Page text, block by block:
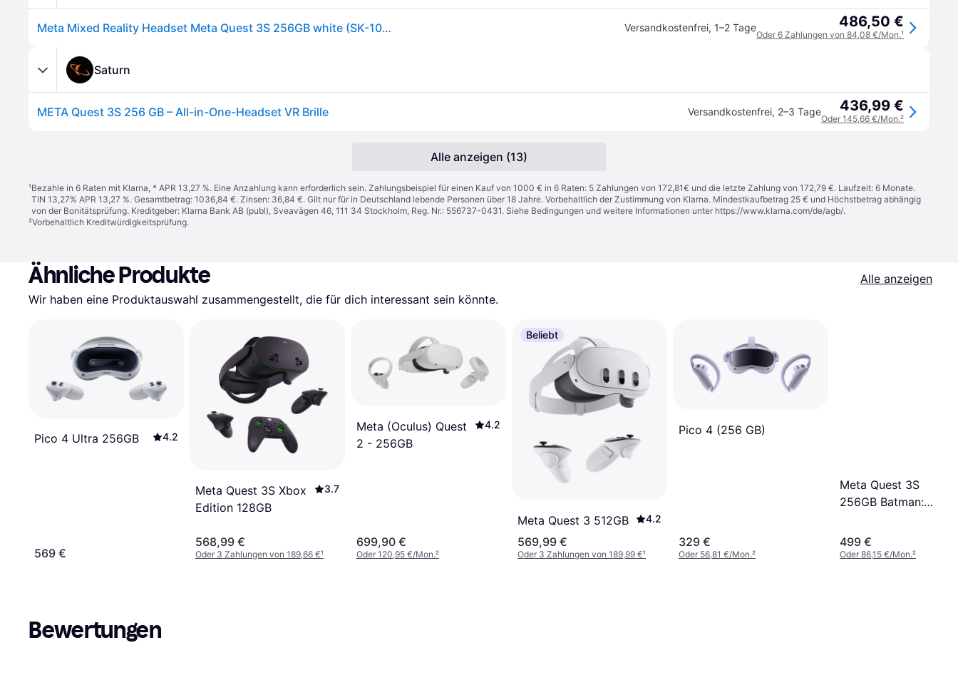
Meta Mixed Reality Headset Meta Quest 3S 256GB white (SK-1000212-01) (SK100021201) Versandkostenfrei, 1–2 Tage 486,50 €
Oder 6 Zahlungen von 84,08 €/Mon.¹
Saturn
META Quest 3S 256 GB – All-in-One-Headset VR Brille Versandkostenfrei, 2–3 Tage 436,99 €
Oder 145,66 €/Mon.²
Alle anzeigen (13)
¹Bezahle in 6 Raten mit Klarna, * APR 13,27 %. Eine Anzahlung kann erforderlich sein. Zahlungsbeispiel für einen Kauf von 1000 € in 6 Raten: 5 Zahlungen von 172,81€ und die letzte Zahlung von 172,79 €. Laufzeit: 6 Monate.
TIN 13,27% APR 13,27 %. Gesamtbetrag: 1036,84 €. Zinsen: 36,84 €. Gilt nur für in Deutschland lebende Personen über 18 Jahre. Vorbehaltlich der Zustimmung von Klarna. Mindestkaufbetrag 25 € und Höchstbetrag abhängig
von der Bonitätsprüfung. Kreditgeber: Klarna Bank AB (publ), Sveavägen 46, 111 34 Stockholm, Reg. Nr.: 556737-0431. Siehe Bedingungen und weitere Informationen unter https://www.klarna.com/de/agb/.
²Vorbehaltlich Kreditwürdigkeitsprüfung.
Ähnliche Produkte
Alle anzeigen
Wir haben eine Produktauswahl zusammengestellt, die für dich interessant sein könnte.
Pico 4 Ultra 256GB 4.2
569 €
Meta Quest 3S Xbox
Edition 128GB
3.7
568,99 €
Oder 3 Zahlungen von 189,66 €¹
Meta (Oculus) Quest
2 - 256GB
4.2
699,90 €
Oder 120,95 €/Mon.²
Beliebt
Meta Quest 3 512GB 4.2
569,99 €
Oder 3 Zahlungen von 189,99 €¹
Pico 4 (256 GB)
329 €
Oder 56,81 €/Mon.²
Meta Quest 3S
256GB Batman:
499 €
Oder 86,15 €/Mon.²
Bewertungen